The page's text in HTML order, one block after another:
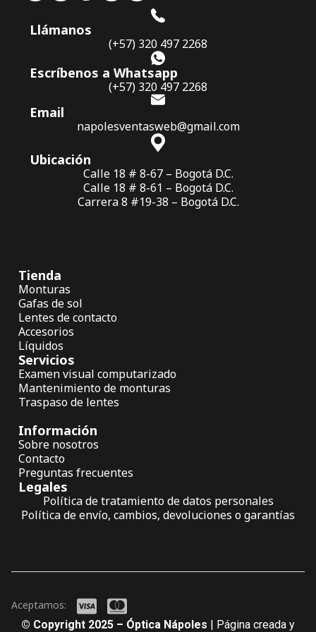
Llámanos
(+57) 320 497 2268
Escríbenos a Whatsapp
(+57) 320 497 2268
Email
napolesventasweb@gmail.com
Ubicación
Calle 18 # 8-67 – Bogotá D.C.
Calle 18 # 8-61 – Bogotá D.C.
Carrera 8 #19-38 – Bogotá D.C.
Tienda
Monturas
Gafas de sol
Lentes de contacto
Accesorios
Líquidos
Servicios
Examen visual computarizado
Mantenimiento de monturas
Traspaso de lentes
Información
Sobre nosotros
Contacto
Preguntas frecuentes
Legales
Política de tratamiento de datos personales
Política de envío, cambios, devoluciones o garantías
© Copyright 2025 – Óptica Nápoles | Página creada y
Aceptamos: